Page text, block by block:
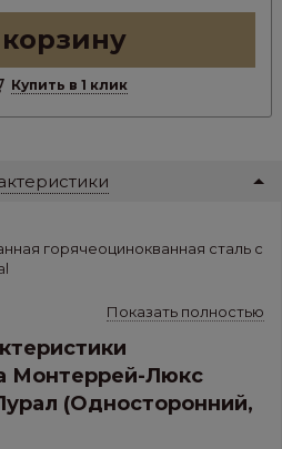
Купить в 1 клик
горячеоцинокванная сталь с
мм: 1195±10
Показать полностью
Монтеррей-Люкс
(Односторонний,